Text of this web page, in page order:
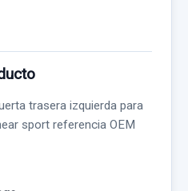
trasera izquierda para
sport referencia OEM